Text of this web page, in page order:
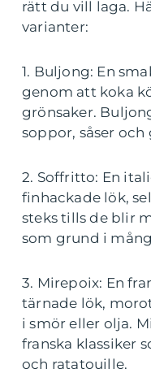
rätt du vill laga.
varianter:
1. Buljong: En
genom att koka
grönsaker.
soppor, såser och
2. Soffritto: En
finhackade lök,
steks tills de blir
som grund i
3. Mirepoix: En
tärnade lök,
i smör eller olja.
franska klassiker
och ratatouille.